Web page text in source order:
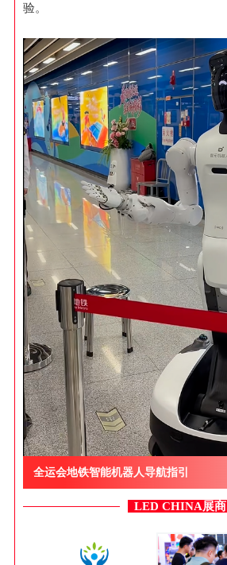
验。
全运会地铁智能机器人导航指引
LED CHINA展商